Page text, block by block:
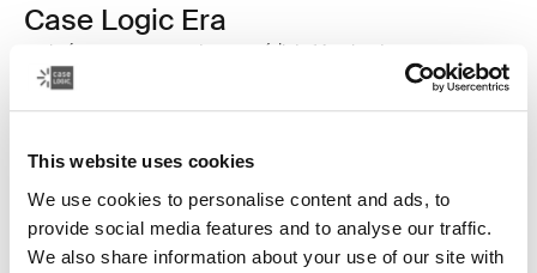
This website uses cookies
We use cookies to personalise content and ads, to
provide social media features and to analyse our traffic.
We also share information about your use of our site with
Case Logic Era
maletín para computadora portátil de 14 pulgadas